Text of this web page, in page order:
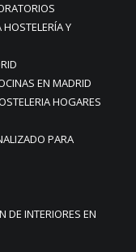
Y
EN MADRID
HOGARES
PARA
DE INTERIORES EN